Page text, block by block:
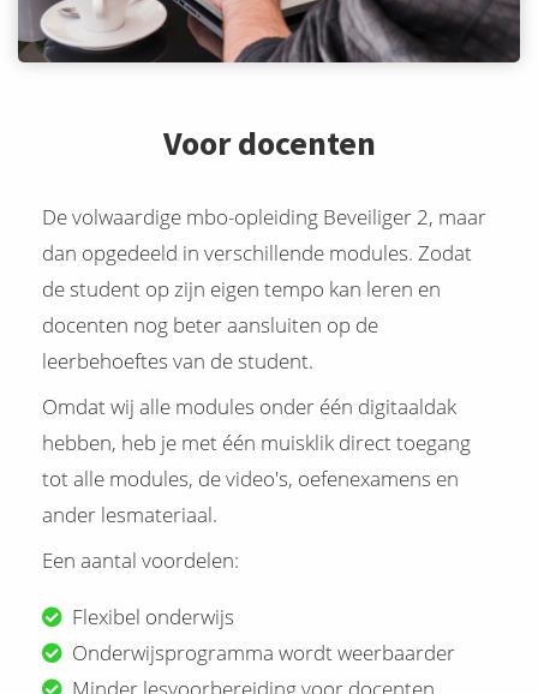
Voor docenten
De volwaardige mbo-opleiding Beveiliger 2, maar
dan opgedeeld in verschillende modules. Zodat
de student op zijn eigen tempo kan leren en
docenten nog beter aansluiten op de
leerbehoeftes van de student.
Omdat wij alle modules onder één digitaaldak
hebben, heb je met één muisklik direct toegang
tot alle modules, de video's, oefenexamens en
ander lesmateriaal.
Een aantal voordelen:
Flexibel onderwijs
Onderwijsprogramma wordt weerbaarder
Minder lesvoorbereiding voor docenten